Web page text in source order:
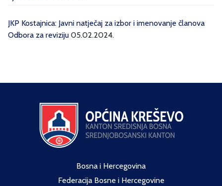
JKP Kostajnica: Javni natječaj za izbor i imenovanje članova
Odbora za reviziju 05.02.2024.
Bosna i Hercegovina
Federacija Bosne i Hercegovine